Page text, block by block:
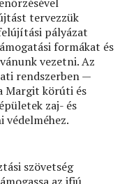
tervezzük
pályázat
formákat és
vezetni. Az
rendszerben —
Margit körúti és
zaj- és
védelméhez.
szövetség